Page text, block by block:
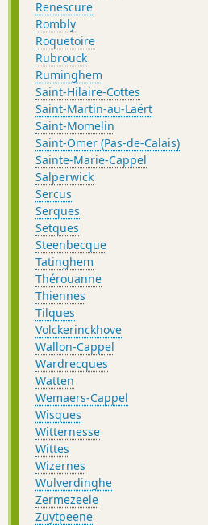
Renescure
Rombly
Roquetoire
Rubrouck
Ruminghem
Saint-Hilaire-Cottes
Saint-Martin-au-Laërt
Saint-Momelin
Saint-Omer (Pas-de-Calais)
Sainte-Marie-Cappel
Salperwick
Sercus
Serques
Setques
Steenbecque
Tatinghem
Thérouanne
Thiennes
Tilques
Volckerinckhove
Wallon-Cappel
Wardrecques
Watten
Wemaers-Cappel
Wisques
Witternesse
Wittes
Wizernes
Wulverdinghe
Zermezeele
Zuytpeene